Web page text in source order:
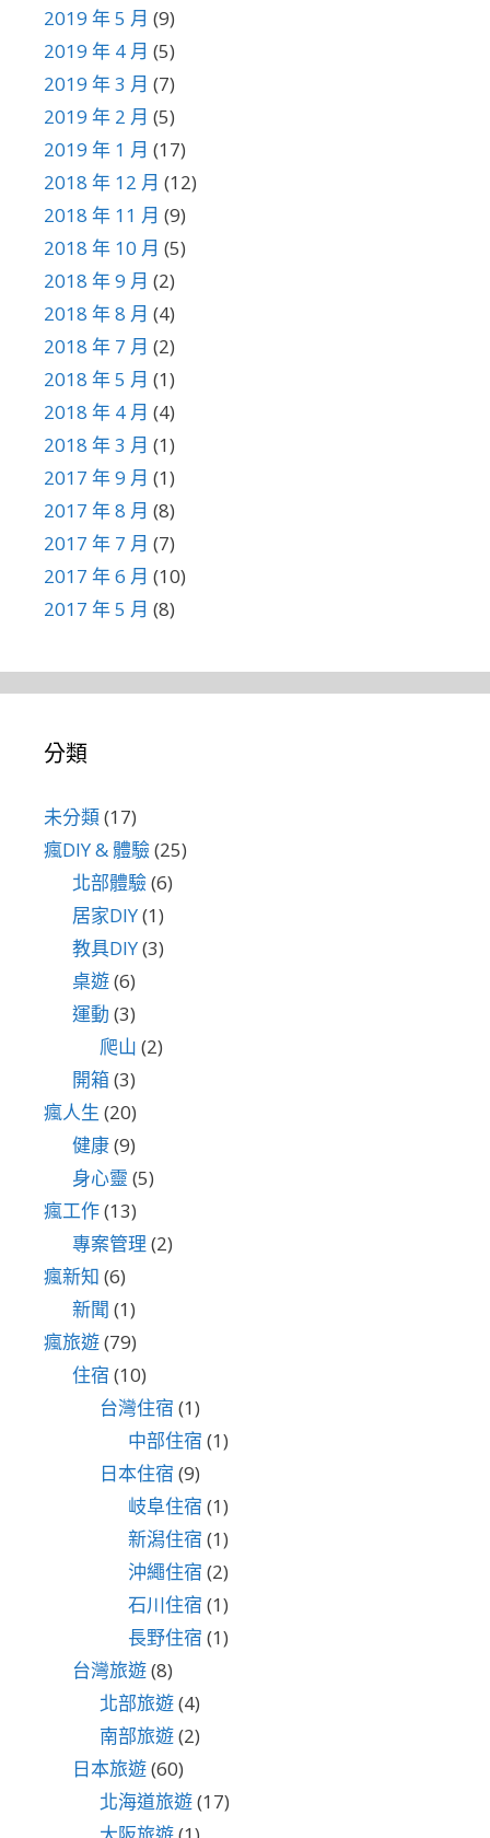
2019 年 5 月 (9)
2019 年 4 月 (5)
2019 年 3 月 (7)
2019 年 2 月 (5)
2019 年 1 月 (17)
2018 年 12 月 (12)
2018 年 11 月 (9)
2018 年 10 月 (5)
2018 年 9 月 (2)
2018 年 8 月 (4)
2018 年 7 月 (2)
2018 年 5 月 (1)
2018 年 4 月 (4)
2018 年 3 月 (1)
2017 年 9 月 (1)
2017 年 8 月 (8)
2017 年 7 月 (7)
2017 年 6 月 (10)
2017 年 5 月 (8)
分類
未分類(17)
瘋DIY & 體驗(25)
北部體驗(6)
居家DIY(1)
教具DIY(3)
桌遊(6)
運動 (3)
爬山 (2)
開箱(3)
瘋人生 (20)
健康(9)
身心靈 (5)
瘋工作(13)
專案管理 (2)
瘋新知 (6)
新聞 (1)
瘋旅遊(79)
住宿 (10)
台灣住宿 (1)
中部住宿 (1)
日本住宿 (9)
岐阜住宿 (1)
新潟住宿 (1)
沖繩住宿 (2)
石川住宿 (1)
長野住宿 (1)
台灣旅遊(8)
北部旅遊(4)
南部旅遊(2)
日本旅遊(60)
北海道旅遊(17)